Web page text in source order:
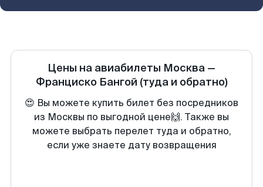
Цены на авиабилеты Москва —
Франциско Бангой (туда и обратно)
😍 Вы можете купить билет без посредников
из Москвы по выгодной цене🙌. Также вы
можете выбрать перелет туда и обратно,
если уже знаете дату возвращения